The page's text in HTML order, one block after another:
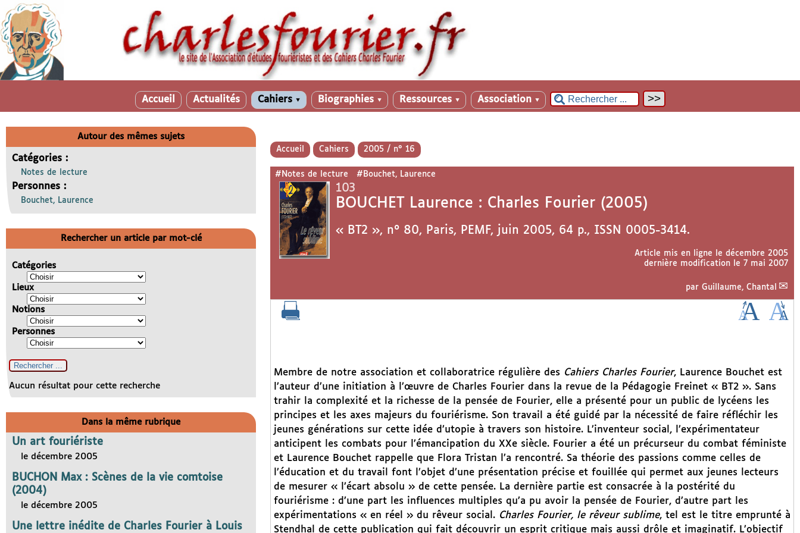
Accueil Actualités Cahiers ▼ Biographies ▼ Ressources ▼ Association ▼
Accueil Cahiers 2005 / n° 16
#Notes de lecture #Bouchet, Laurence
103
BOUCHET Laurence : Charles Fourier (2005)
« BT2 », n° 80, Paris, PEMF, juin 2005, 64 p., ISSN 0005-3414.
Article mis en ligne le décembre 2005
dernière modification le 7 mai 2007
par Guillaume, Chantal
Membre de notre association et collaboratrice régulière des Cahiers Charles Fourier, Laurence Bouchet est
l’auteur d’une initiation à l’œuvre de Charles Fourier dans la revue de la Pédagogie Freinet « BT2 ». Sans
trahir la complexité et la richesse de la pensée de Fourier, elle a présenté pour un public de lycéens les
principes et les axes majeurs du fouriérisme. Son travail a été guidé par la nécessité de faire réfléchir les
jeunes générations sur cette idée d’utopie à travers son histoire. L’inventeur social, l’expérimentateur
anticipent les combats pour l’émancipation du XXe siècle. Fourier a été un précurseur du combat féministe
et Laurence Bouchet rappelle que Flora Tristan l’a rencontré. Sa théorie des passions comme celles de
l’éducation et du travail font l’objet d’une présentation précise et fouillée qui permet aux jeunes lecteurs
de mesurer « l’écart absolu » de cette pensée. La dernière partie est consacrée à la postérité du
fouriérisme : d’une part les influences multiples qu’a pu avoir la pensée de Fourier, d’autre part les
expérimentations « en réel » du rêveur social. Charles Fourier, le rêveur sublime, tel est le titre emprunté à
Stendhal de cette publication qui fait découvrir un esprit critique mais aussi drôle et imaginatif. L’objectif
Autour des mêmes sujets
Catégories :
Notes de lecture
Personnes :
Bouchet, Laurence
Rechercher un article par mot-clé
Catégories
Lieux
Notions
Personnes
Aucun résultat pour cette recherche
Dans la même rubrique
Un art fouriériste
le décembre 2005
BUCHON Max : Scènes de la vie comtoise
(2004)
le décembre 2005
Une lettre inédite de Charles Fourier à Louis